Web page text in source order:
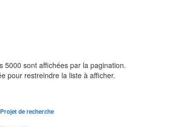
5000 sont affichées par la pagination.
pour restreindre la liste à afficher.
Projet de recherche